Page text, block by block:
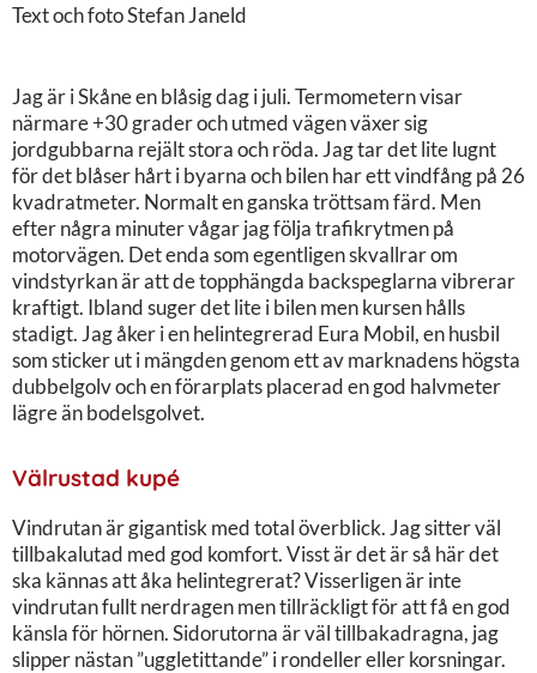
Text och foto Stefan Janeld
Jag är i Skåne en blåsig dag i juli. Termometern visar
närmare +30 grader och utmed vägen växer sig
jordgubbarna rejält stora och röda. Jag tar det lite lugnt
för det blåser hårt i byarna och bilen har ett vindfång på 26
kvadratmeter. Normalt en ganska tröttsam färd. Men
efter några minuter vågar jag följa trafikrytmen på
motorvägen. Det enda som egentligen skvallrar om
vindstyrkan är att de topphängda backspeglarna vibrerar
kraftigt. Ibland suger det lite i bilen men kursen hålls
stadigt. Jag åker i en helintegrerad Eura Mobil, en husbil
som sticker ut i mängden genom ett av marknadens högsta
dubbelgolv och en förarplats placerad en god halvmeter
lägre än bodelsgolvet.
Välrustad kupé
Vindrutan är gigantisk med total överblick. Jag sitter väl
tillbakalutad med god komfort. Visst är det är så här det
ska kännas att åka helintegrerat? Visserligen är inte
vindrutan fullt nerdragen men tillräckligt för att få en god
känsla för hörnen. Sidorutorna är väl tillbakadragna, jag
slipper nästan ”uggletittande” i rondeller eller korsningar.